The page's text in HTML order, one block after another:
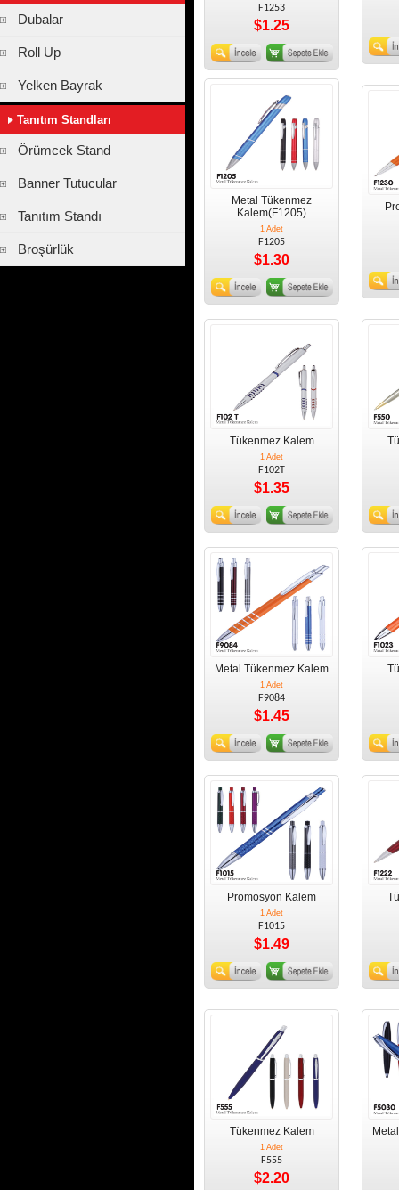
Dubalar
Roll Up
Yelken Bayrak
Tanıtım Standları
Örümcek Stand
Banner Tutucular
Tanıtım Standı
Broşürlük
F1253
$1.25
Metal Tükenmez
Kalem(F1205)
1 Adet
F1205
$1.30
Tükenmez Kalem
1 Adet
F102T
$1.35
Metal Tükenmez Kalem
1 Adet
F9084
$1.45
Promosyon Kalem
1 Adet
F1015
$1.49
Tükenmez Kalem
1 Adet
F555
$2.20